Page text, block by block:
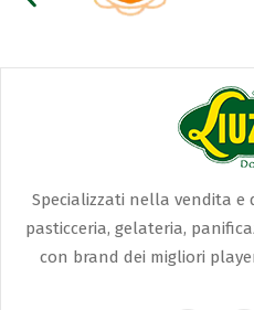
Specializzati nella vendita
pasticceria, gelateria,
con brand dei migliori